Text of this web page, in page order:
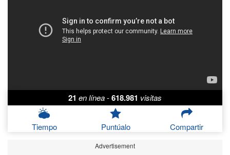
21 en línea-618.981 visitas
Tiempo Puntúalo Compartir
Advertisement